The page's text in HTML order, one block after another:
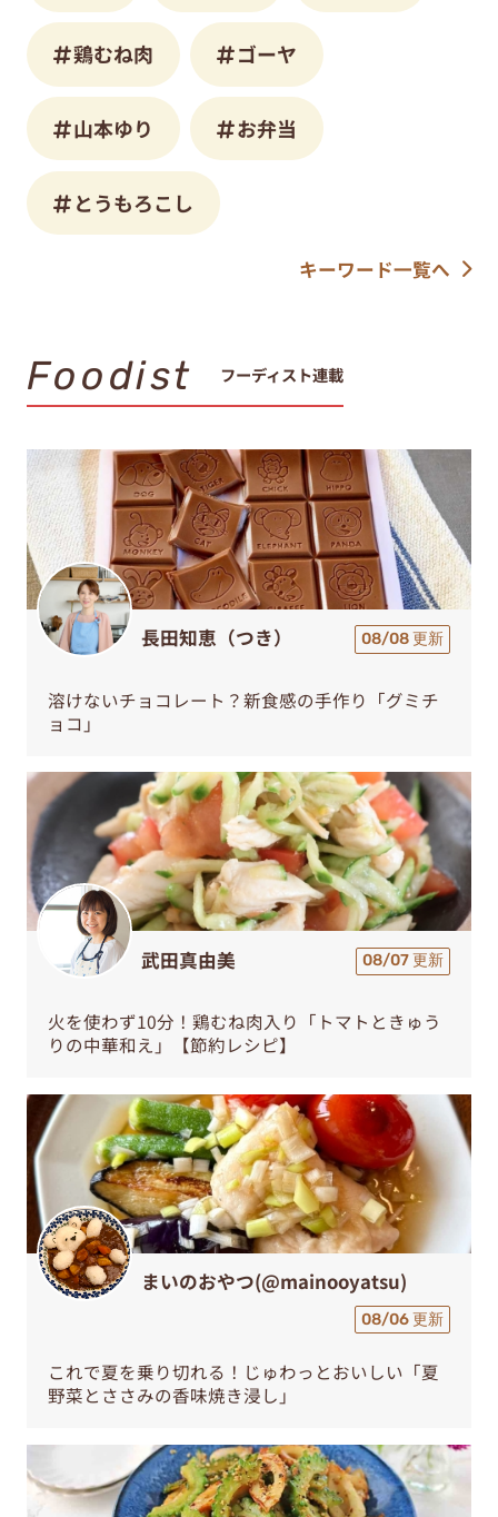
鶏むね肉 ゴーヤ
山本ゆり お弁当
とうもろこし
キーワード一覧へ
Foodist フーディスト連載
長田知恵（つき） 08/08 更新
溶けないチョコレート？新食感の手作り「グミチ
ョコ」
武田真由美 08/07 更新
火を使わず10分！鶏むね肉入り「トマトときゅう
りの中華和え」【節約レシピ】
まいのおやつ(@mainooyatsu)
08/06 更新
これで夏を乗り切れる！じゅわっとおいしい「夏
野菜とささみの香味焼き浸し」